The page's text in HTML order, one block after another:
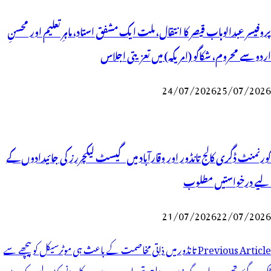
پروفیسر عبدالوہاب قیصر کا انتقال، ملت ایک مشفق استاد، ماہرِتعلیم اور محسنِ
اردو سے محروم، شکاگو (امریکہ) میں تعزیتی اجلاس
24/07/202625/07/2026
گورنمنٹ ڈگری کالج تانڈور اور وقارآباد میں گیسٹ لیکچررز کی جائیدادوں کے
لیے درخواستیں مطلوب
21/07/202622/07/2026
پوسٹوں
Previous Articleتانڈور میں ذاتی مخاصمت کے باعث ہی موٹرسیکل کو پیچھے سے